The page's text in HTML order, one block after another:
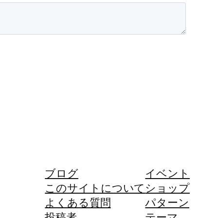
ブログ
このサイトについて
よくある質問
イベント
ショップ
パターン